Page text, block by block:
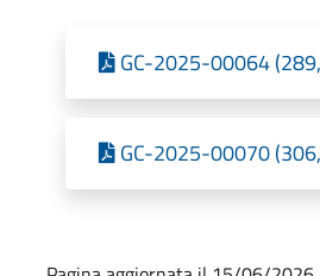
GC-2025-00064
GC-2025-00070